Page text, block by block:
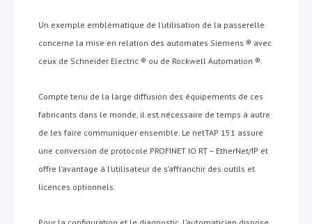
Un exemple emblématique de l’utilisation de la passerelle
concerne la mise en relation des automates Siemens ® avec
ceux de Schneider Electric ® ou de Rockwell Automation ®.
Compte tenu de la large diffusion des équipements de ces
fabricants dans le monde, il est nécessaire de temps à autre
de les faire communiquer ensemble. Le netTAP 151 assure
une conversion de protocole PROFINET IO RT – EtherNet/IP et
offre l’avantage à l’utilisateur de s’affranchir des outils et
licences optionnels.